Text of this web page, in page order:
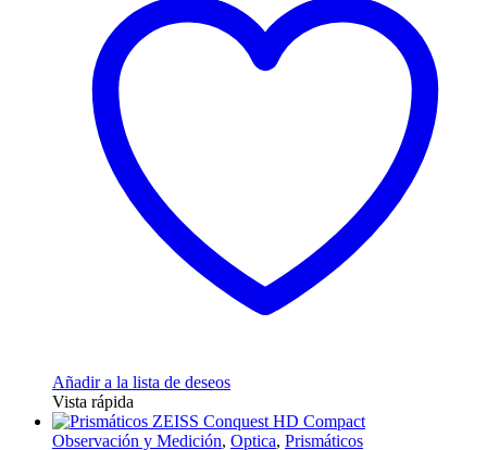
Añadir a la lista de deseos
Vista rápida
Observación y Medición, Optica, Prismáticos